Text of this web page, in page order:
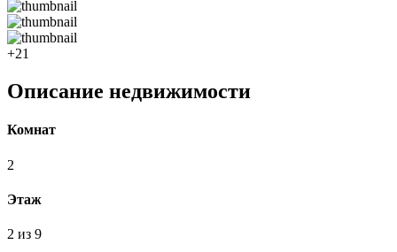
+21
Описание недвижимости
Комнат
2
Этаж
2 из 9